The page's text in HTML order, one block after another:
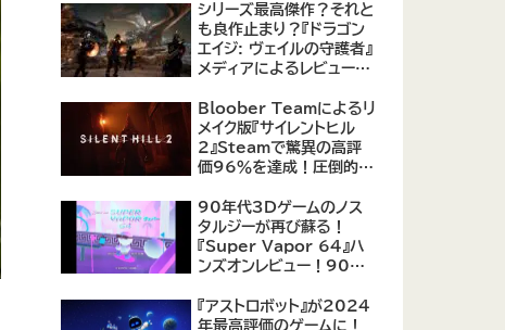
シリーズ最高傑作？それと
も良作止まり？『ドラゴン
エイジ: ヴェイルの守護者』
メディアによるレビューが
ラクター育成システムは好
評、戦闘システムは賛否あ
り
Bloober Teamによるリ
メイク版『サイレントヒル
2』Steamで驚異の高評
価96％を達成！圧倒的な
の復活
90年代3Dゲームのノス
タルジーが再び蘇る！
『Super Vapor 64』ハ
ンズオンレビュー！90年
再現したノスタルジックア
クション
『アストロボット』が2024
年最高評価のゲームに！